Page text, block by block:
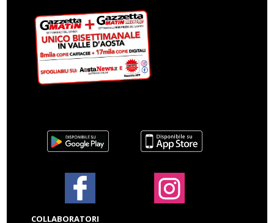
COLLABORATORI